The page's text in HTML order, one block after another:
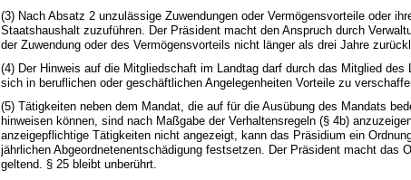
(3) Nach Absatz 2 unzulässige Zuwendungen oder Vermögensvorteile oder
Staatshaushalt zuzuführen. Der Präsident macht den Anspruch durch
der Zuwendung oder des Vermögensvorteils nicht länger als drei Jahre
(4) Der Hinweis auf die Mitgliedschaft im Landtag darf durch das Mitglied des
sich in beruflichen oder geschäftlichen Angelegenheiten Vorteile zu
(5) Tätigkeiten neben dem Mandat, die auf für die Ausübung des Mandats
hinweisen können, sind nach Maßgabe der Verhaltensregeln (§ 4b)
anzeigepflichtige Tätigkeiten nicht angezeigt, kann das Präsidium ein
jährlichen Abgeordnetenentschädigung festsetzen. Der Präsident macht das
geltend. § 25 bleibt unberührt.